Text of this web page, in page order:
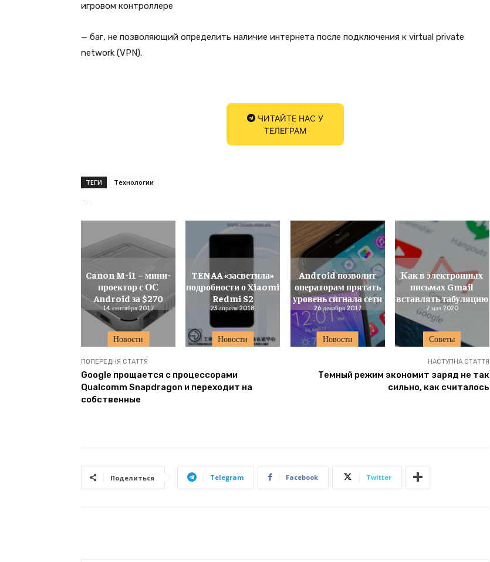
игровом контроллере
— баг, не позволяющий определить наличие интернета после подключения к virtual private
network (VPN).
ЧИТАЙТЕ НАС У
ТЕЛЕГРАМ
ТЕГИ Технологии
Новости
Canon M-i1 – мини-
проектор с ОС
Android за $270
14 сентября 2017
Новости
TENAA «засветила»
подробности о Xiaomi
Redmi S2
23 апреля 2018
Новости
Android позволит
операторам прятать
уровень сигнала сети
26 декабря 2017
Советы
Как в электронных
письмах Gmail
вставлять табуляцию
7 мая 2020
ПОПЕРЕДНЯ СТАТТЯ
Google прощается с процессорами
Qualcomm Snapdragon и переходит на
собственные
НАСТУПНА СТАТТЯ
Темный режим экономит заряд не так
сильно, как считалось
Поделиться Telegram Facebook Twitter